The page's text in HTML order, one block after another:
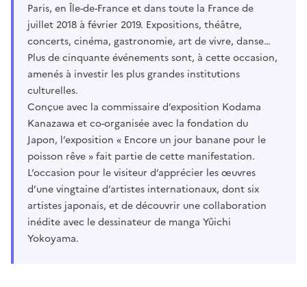
Paris, en Île-de-France et dans toute la France de
juillet 2018 à février 2019. Expositions, théâtre,
concerts, cinéma, gastronomie, art de vivre, danse…
Plus de cinquante événements sont, à cette occasion,
amenés à investir les plus grandes institutions
culturelles.
Conçue avec la commissaire d’exposition Kodama
Kanazawa et co-organisée avec la fondation du
Japon, l’exposition « Encore un jour banane pour le
poisson rêve » fait partie de cette manifestation.
L’occasion pour le visiteur d’apprécier les œuvres
d’une vingtaine d’artistes internationaux, dont six
artistes japonais, et de découvrir une collaboration
inédite avec le dessinateur de manga Yûichi
Yokoyama.